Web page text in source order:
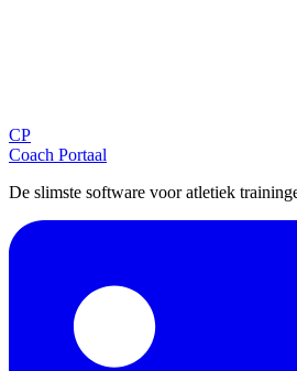
CP
Coach Portaal
De slimste software voor atletiek